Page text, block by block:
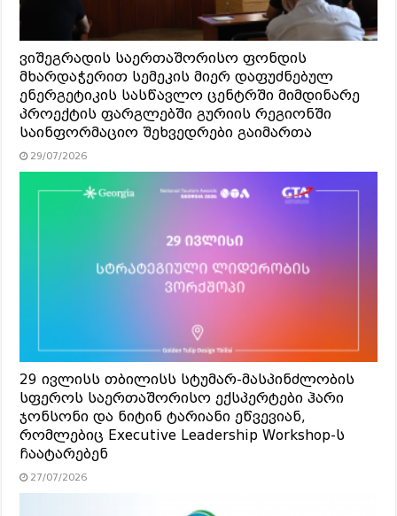
ვიშეგრადის საერთაშორისო ფონდის
მხარდაჭერით სემეკის მიერ დაფუძნებულ
ენერგეტიკის სასწავლო ცენტრში მიმდინარე
პროექტის ფარგლებში გურიის რეგიონში
საინფორმაციო შეხვედრები გაიმართა
29/07/2026
29 ივლისს თბილისს სტუმარ-მასპინძლობის
სფეროს საერთაშორისო ექსპერტები ჰარი
ჯონსონი და ნიტინ ტარიანი ეწვევიან,
რომლებიც Executive Leadership Workshop-ს
ჩაატარებენ
27/07/2026